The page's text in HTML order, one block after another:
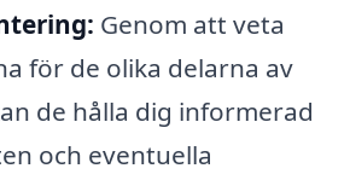
Genom att veta
för de olika delarna av
de hålla dig informerad
och eventuella